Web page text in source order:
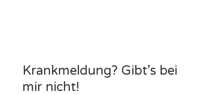
Krankmeldung? Gibt’s bei
mir nicht!